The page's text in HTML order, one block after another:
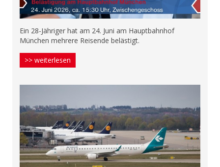
Ein 28-Jähriger hat am 24. Juni am Hauptbahnhof
München mehrere Reisende belästigt.
>> weiterlesen